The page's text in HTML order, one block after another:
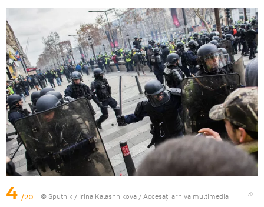
4 /20 © Sputnik / Irina Kalashnikova / Accesați arhiva multimedia